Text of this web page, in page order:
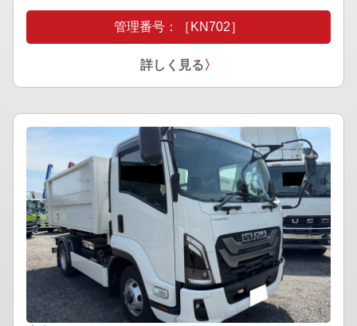
管理番号：［KN702］
詳しく見る〉